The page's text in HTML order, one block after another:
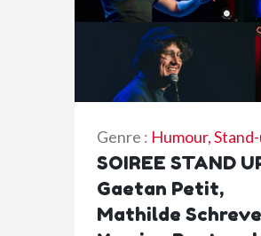
Genre : Humour,
SOIREE STAND
Gaetan Petit,
Mathilde